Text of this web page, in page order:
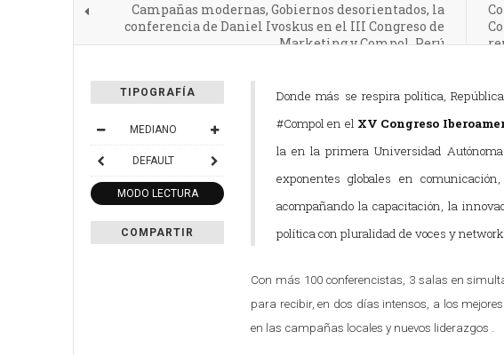
Campañas modernas, Gobiernos desorientados, la
conferencia de Daniel Ivoskus en el III Congreso de
Marketing y Compol, Perú
TIPOGRAFÍA
MEDIANO
DEFAULT
MODO LECTURA
COMPARTIR
Donde más se respira política,
#Compol en el XV Congreso
la en la primera Universidad
exponentes globales en
acompañando la capacitación, la
política con pluralidad de voces y
Con más 100 conferencistas, 3 salas en
para recibir, en dos días intensos, a los
en las campañas locales y nuevos liderazgos .